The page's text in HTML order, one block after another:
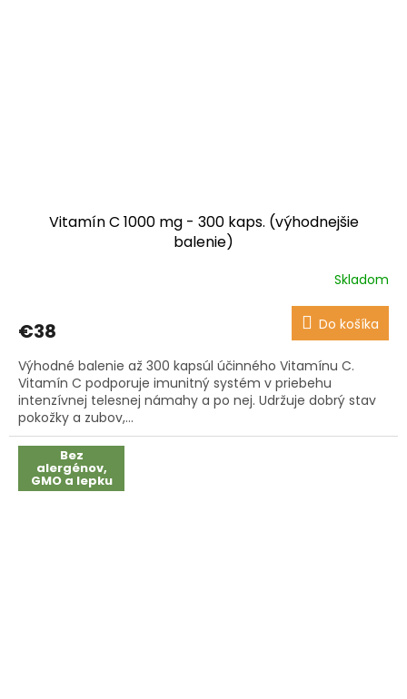
Vitamín C 1000 mg - 300 kaps. (výhodnejšie
balenie)
je
z
5
hviezdičiek.
Skladom
€38 Do košíka
Výhodné balenie až 300 kapsúl účinného Vitamínu C.
Vitamín C podporuje imunitný systém v priebehu
intenzívnej telesnej námahy a po nej. Udržuje dobrý stav
pokožky a zubov,...
Bez
alergénov,
GMO a lepku